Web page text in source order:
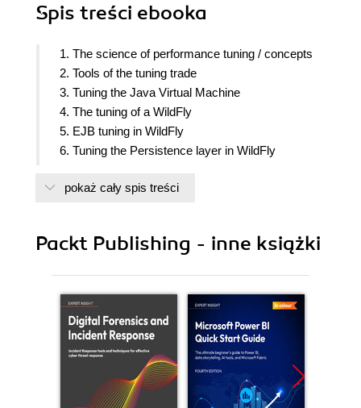
Spis treści ebooka
1. The science of performance tuning / concepts
2. Tools of the tuning trade
3. Tuning the Java Virtual Machine
4. The tuning of a WildFly
5. EJB tuning in WildFly
6. Tuning the Persistence layer in WildFly
8. Tuning web applications and services
pokaż cały spis treści
Packt Publishing - inne książki